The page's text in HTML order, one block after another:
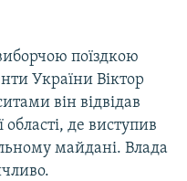
поїздкою
України Віктор
він відвідав
області, де виступив
майдані. Влада